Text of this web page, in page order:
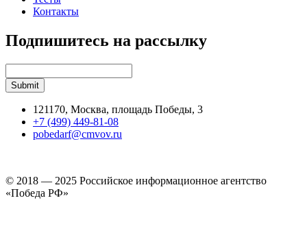
Контакты
Подпишитесь на рассылку
121170, Москва, площадь Победы, 3
+7 (499) 449-81-08
pobedarf@cmvov.ru
© 2018 — 2025 Российское информационное агентство
«Победа РФ»